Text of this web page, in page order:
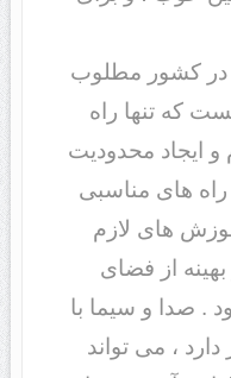
کشور مطلوب
که تنها راه
ایجاد محدودیت
های مناسبی
های لازم
از فضای
. صدا و سیما با
، می تواند